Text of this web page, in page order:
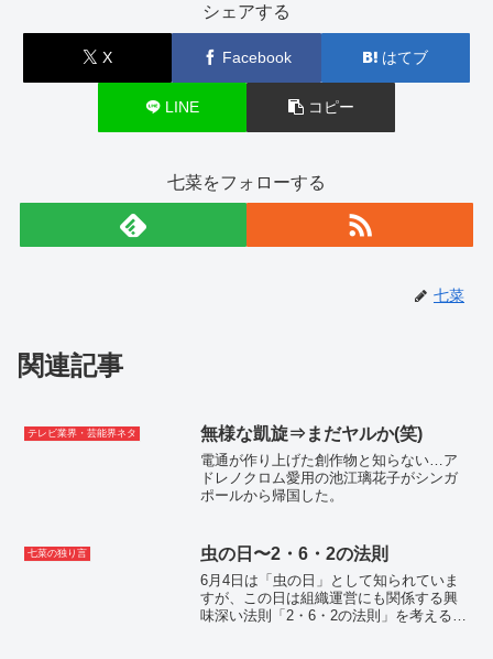
シェアする
X Facebook はてブ
LINE コピー
七菜をフォローする
七菜
関連記事
テレビ業界・芸能界ネタ 無様な凱旋⇒まだヤルか(笑)
電通が作り上げた創作物と知らない…ア
ドレノクロム愛用の池江璃花子がシンガ
ポールから帰国した。
七菜の独り言 虫の日〜2・6・2の法則
6月4日は「虫の日」として知られていま
すが、この日は組織運営にも関係する興
味深い法則「2・6・2の法則」を考える良